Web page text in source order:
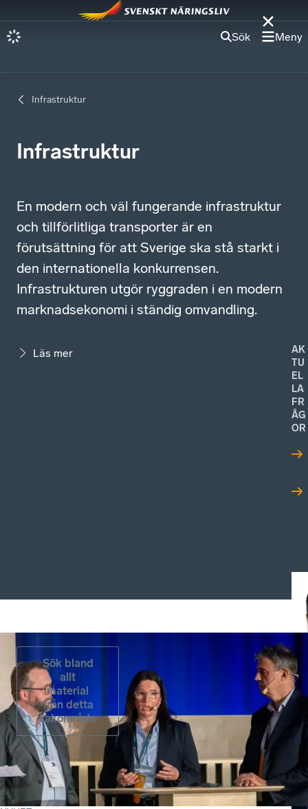
Sök Meny
Infrastruktur
Infrastruktur
En modern och väl fungerande infrastruktur
och tillförlitliga transporter är en
förutsättning för att Sverige ska stå starkt i
den internationella konkurrensen.
Infrastrukturen utgör ryggraden i en modern
marknadsekonomi i ständig omvandling.
Läs mer
AK
TU
EL
LA
FR
ÅG
OR
Sök bland
allt
material
från detta
sakområde